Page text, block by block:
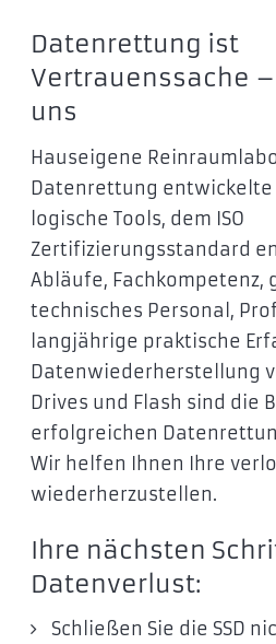
Datenrettung ist
Vertrauenssache
uns
Hauseigene
Datenrettung entwickelte
logische Tools, dem ISO
Zertifizierungsstandard
Abläufe, Fachkompetenz,
technisches Personal,
langjährige praktische
Datenwiederherstellung
Drives und Flash sind die
erfolgreichen
Wir helfen Ihnen Ihre
wiederherzustellen.
Ihre nächsten
Datenverlust:
Schließen Sie die SSD